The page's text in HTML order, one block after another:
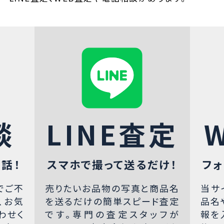
！
ご不
お気
せく
LINE査定
スマホで撮って送るだけ！
売りたいお品物の写真と商品名
を送るだけの簡単スピード査定
です。専門の査定スタッフが
フ
当サ
品名
報を